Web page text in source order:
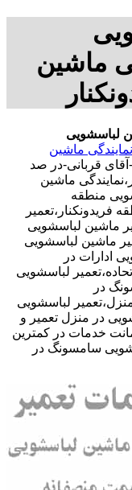
ماشین
لباسشویی
نمایندگی ماشین
با-09014513696-آقای قربانی-در صد
ماشین
منطقه
فریدونکنار،تعمیر
ماشین لباسشویی
ماشین لباسشویی
ادارات در
لباسشویی
در
لباسشویی
در منزل تعمیر و
خدمات در کمترین
سامسونگ در